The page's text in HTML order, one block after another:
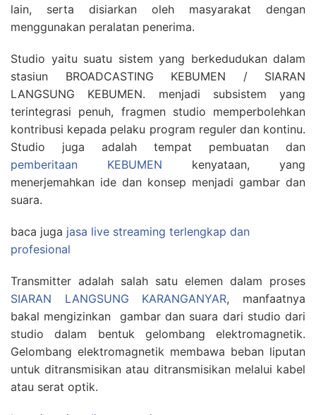
lain, serta disiarkan oleh masyarakat dengan
menggunakan peralatan penerima.
Studio yaitu suatu sistem yang berkedudukan dalam
stasiun BROADCASTING KEBUMEN / SIARAN
LANGSUNG KEBUMEN. menjadi subsistem yang
terintegrasi penuh, fragmen studio memperbolehkan
kontribusi kepada pelaku program reguler dan kontinu.
Studio juga adalah tempat pembuatan dan
pemberitaan KEBUMEN kenyataan, yang
menerjemahkan ide dan konsep menjadi gambar dan
suara.
baca juga jasa live streaming terlengkap dan
profesional
Transmitter adalah salah satu elemen dalam proses
SIARAN LANGSUNG KARANGANYAR, manfaatnya
bakal mengizinkan gambar dan suara dari studio dari
studio dalam bentuk gelombang elektromagnetik.
Gelombang elektromagnetik membawa beban liputan
untuk ditransmisikan atau ditransmisikan melalui kabel
atau serat optik.